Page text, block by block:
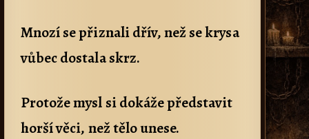
Mnozí se přiznali dřív, než se krysa
vůbec dostala skrz.
Protože mysl si dokáže představit
horší věci, než tělo unese.